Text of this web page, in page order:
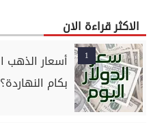
الاكثر قراءة الان
1
بكام النهاردة؟